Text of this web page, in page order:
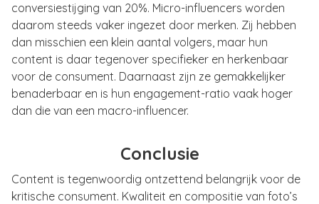
conversiestijging van 20%. Micro-influencers worden
daarom steeds vaker ingezet door merken. Zij hebben
dan misschien een klein aantal volgers, maar hun
content is daar tegenover specifieker en herkenbaar
voor de consument. Daarnaast zijn ze gemakkelijker
benaderbaar en is hun engagement-ratio vaak hoger
dan die van een macro-influencer.
Conclusie
Content is tegenwoordig ontzettend belangrijk voor de
kritische consument. Kwaliteit en compositie van foto’s